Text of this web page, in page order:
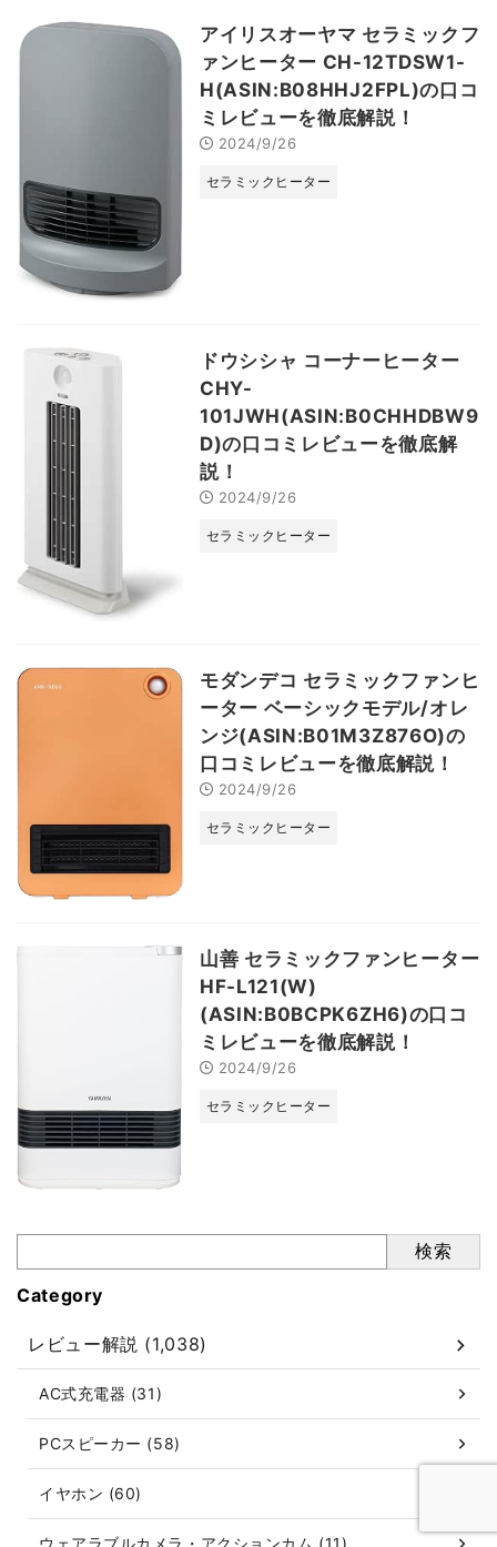
アイリスオーヤマ セラミックフ
ァンヒーター CH-12TDSW1-
H(ASIN:B08HHJ2FPL)の口コ
ミレビューを徹底解説！
2024/9/26
セラミックヒーター
ドウシシャ コーナーヒーター
CHY-
101JWH(ASIN:B0CHHDBW9
D)の口コミレビューを徹底解
説！
2024/9/26
セラミックヒーター
モダンデコ セラミックファンヒ
ーター ベーシックモデル/オレ
ンジ(ASIN:B01M3Z876O)の
口コミレビューを徹底解説！
2024/9/26
セラミックヒーター
山善 セラミックファンヒーター
HF-L121(W)
(ASIN:B0BCPK6ZH6)の口コ
ミレビューを徹底解説！
2024/9/26
セラミックヒーター
検索
Category
レビュー解説 (1,038)
AC式充電器 (31)
PCスピーカー (58)
イヤホン (60)